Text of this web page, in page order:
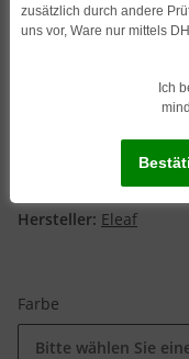
Eleaf iStick
Hersteller: Eleaf
Farbe
Bitte wählen Sie
zusätzlich durch andere
uns vor, Ware nur mittels
Ich